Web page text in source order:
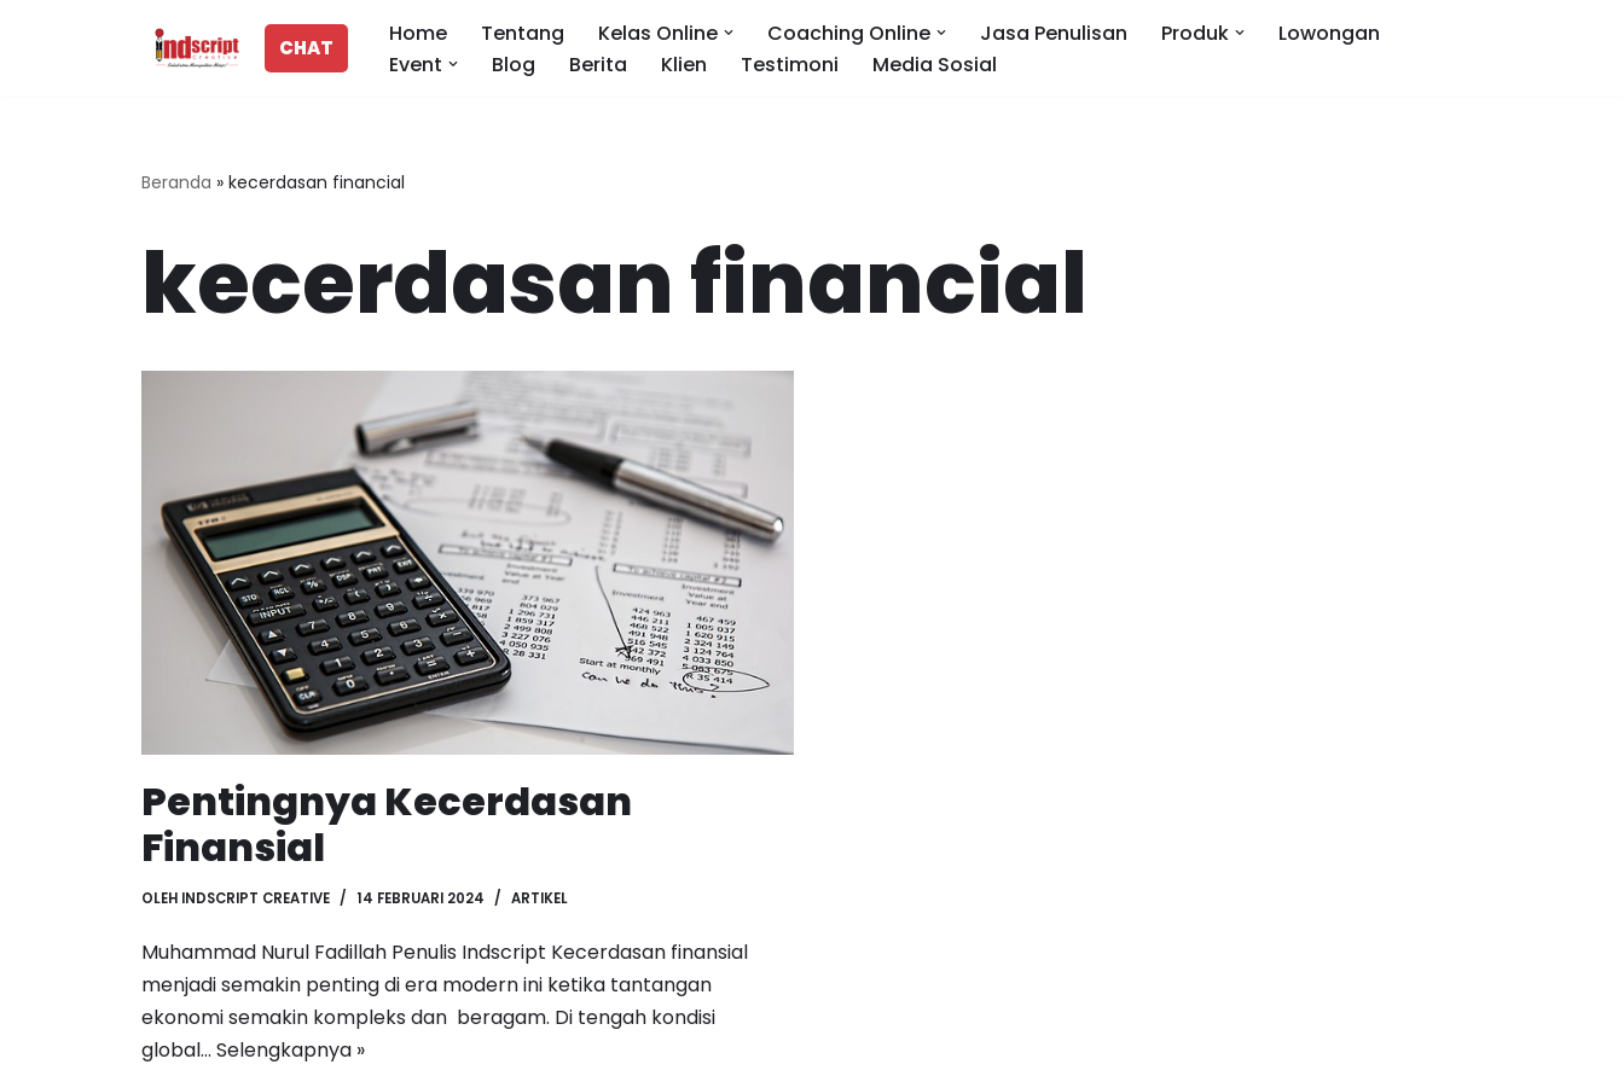
CHAT
Home Tentang Kelas Online Coaching Online Jasa Penulisan Produk
Lowongan
Event
Blog Berita Klien Testimoni Media Sosial
Beranda » kecerdasan financial
kecerdasan financial
Pentingnya Kecerdasan
Finansial
OLEH INDSCRIPT CREATIVE 14 FEBRUARI 2024 ARTIKEL
Muhammad Nurul Fadillah Penulis Indscript Kecerdasan finansial
menjadi semakin penting di era modern ini ketika tantangan
ekonomi semakin kompleks dan beragam. Di tengah kondisi
global… Selengkapnya »